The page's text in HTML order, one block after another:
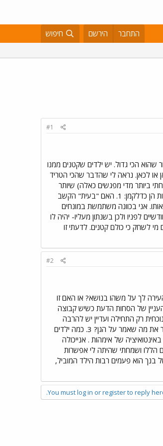
התחבר הירשם חיפוש
#1
שהוא הכי גדול. יש ילדים שקטנים ממנו
לכאן או לכאן. נראה לי שהדבר שהכי הטריד
ביותר מדי מפגשים כאלה) שיותר
קשה לו להישאר מרוכז כשמדובר בקבוצה גדולה. ההתלבטות שלי היא האם לנסות להעביר אותו לטרום חובה עכשיו והנקודות להתחשבות הן כדלקמן: 1. האם "בעית" הקשב
אני בכוונה משתמשת במונחים
חודשיים לפניו ולכן בשנתון מעליו- יהיה לו
לבעלי שהוא הכי גדול ואין לו עם מי לשחק כי כולם קטנים. לדעתי זו
#2
הגננת בגן הקודם העירה לך על משהו בנושא? או האם זו
של הסחות הדעת כשיש קבוצה
רק התחילה ועדיין יש להרבה
ילדים חבלי קליטה כך שלא בטוח שהמפגשים בגן כבר זורמים. 2. האם יכול להיות שהוא שמע אותך מתלבטת בעניין החברים ולכן אמר את מה שאמר על הגן? 3. כמה ילדים
4.מה נטיית הלב שלך? אנימאדמאמינה באינטואיציה של אימהות . אנייכולה
הללו ושמחתי שהיתה לי אפשרות
בנך הוא פעמים רבות הילד המוביל,
You must log in or register to reply